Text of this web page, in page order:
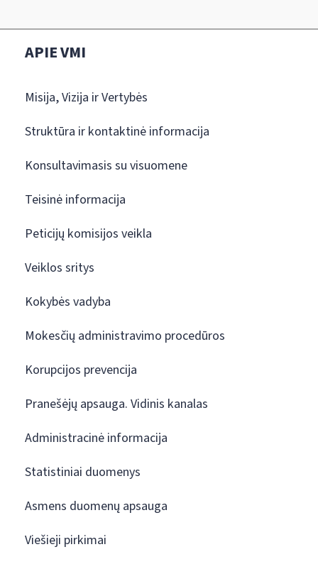
APIE VMI
Misija, Vizija ir Vertybės
Struktūra ir kontaktinė informacija
Konsultavimasis su visuomene
Teisinė informacija
Peticijų komisijos veikla
Veiklos sritys
Kokybės vadyba
Mokesčių administravimo procedūros
Korupcijos prevencija
Pranešėjų apsauga. Vidinis kanalas
Administracinė informacija
Statistiniai duomenys
Asmens duomenų apsauga
Viešieji pirkimai